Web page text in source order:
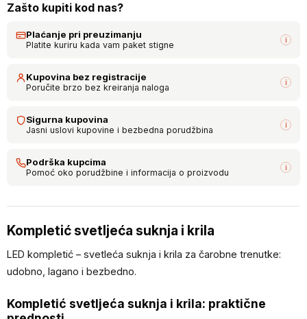
Zašto kupiti kod nas?
Plaćanje pri preuzimanju
Platite kuriru kada vam paket stigne i
Kupovina bez registracije
Poručite brzo bez kreiranja naloga i
Sigurna kupovina
Jasni uslovi kupovine i bezbedna porudžbina i
Podrška kupcima
Pomoć oko porudžbine i informacija o proizvodu i
Kompletić svetljeća suknja i krila
LED kompletić – svetleća suknja i krila za čarobne trenutke:
udobno, lagano i bezbedno.
Kompletić svetljeća suknja i krila: praktične